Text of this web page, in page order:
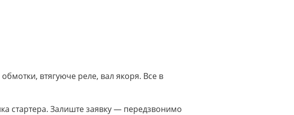
втягуюче реле, вал якоря. Все в
стартера. Залиште заявку — передзвонимо